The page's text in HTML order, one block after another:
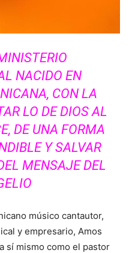
NACIDO EN
CON LA
LO DE DIOS AL
DE UNA FORMA
Y SALVAR
MENSAJE DEL
músico cantautor,
y empresario, Amos
sí mismo como el pastor